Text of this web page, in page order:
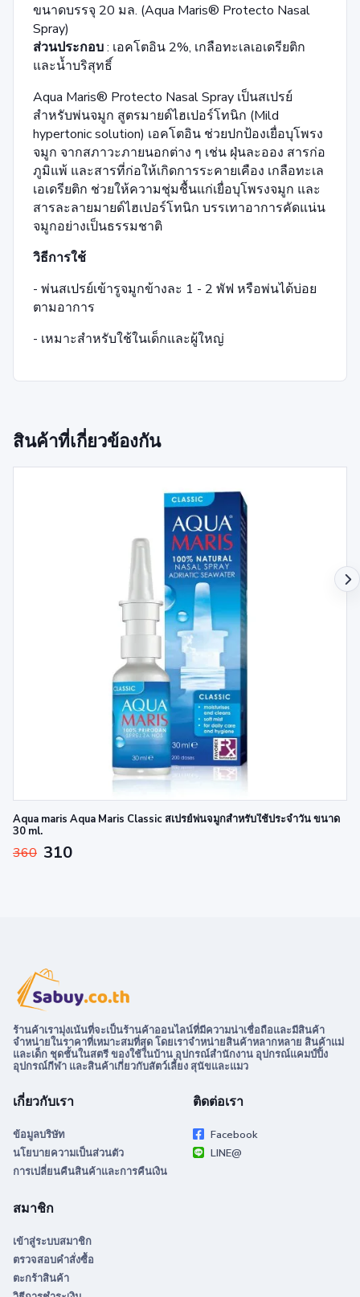
ขนาดบรรจุ 20 มล. (Aqua Maris® Protecto Nasal
Spray)
ส่วนประกอบ: เอคโตอิน 2%, เกลือทะเลเอเดรียติก
และน้ำบริสุทธิ์
Aqua Maris® Protecto Nasal Spray เป็นสเปรย์
สำหรับพ่นจมูก สูตรมายด์ไฮเปอร์โทนิก (Mild
hypertonic solution) เอคโตอิน ช่วยปกป้องเยื่อบุโพรง
จมูก จากสภาวะภายนอกต่าง ๆ เช่น ฝุ่นละออง สารก่อ
ภูมิแพ้ และสารที่ก่อให้เกิดการระคายเคือง เกลือทะเล
เอเดรียติก ช่วยให้ความชุ่มชื้นแก่เยื่อบุโพรงจมูก และ
สารละลายมายด์ไฮเปอร์โทนิก บรรเทาอาการคัดแน่น
จมูกอย่างเป็นธรรมชาติ
วิธีการใช้
- พ่นสเปรย์เข้ารูจมูกข้างละ 1 - 2 พัฟ หรือพ่นได้บ่อย
ตามอาการ
- เหมาะสำหรับใช้ในเด็กและผู้ใหญ่
สินค้าที่เกี่ยวข้องกัน
Aqua maris Aqua Maris Classic สเปรย์พ่นจมูกสำหรับใช้ประจำวัน ขนาด
30 ml.
360 310
ร้านค้าเรามุ่งเน้นที่จะเป็นร้านค้าออนไลน์ที่มีความน่าเชื่อถือและมีสินค้า
จำหน่ายในราคาที่เหมาะสมที่สุด โดยเราจำหน่ายสินค้าหลากหลาย สินค้าแม่
และเด็ก ชุดชั้นในสตรี ของใช้ในบ้าน อุปกรณ์สำนักงาน อุปกรณ์แคมป์ปิ้ง
อุปกรณ์กีฬา และสินค้าเกี่ยวกับสัตว์เลี้ยง สุนัขและแมว
เกี่ยวกับเรา
ข้อมูลบริษัท
นโยบายความเป็นส่วนตัว
การเปลี่ยนคืนสินค้าและการคืนเงิน
ติดต่อเรา
Facebook
LINE@
สมาชิก
เข้าสู่ระบบสมาชิก
ตรวจสอบคำสั่งซื้อ
ตะกร้าสินค้า